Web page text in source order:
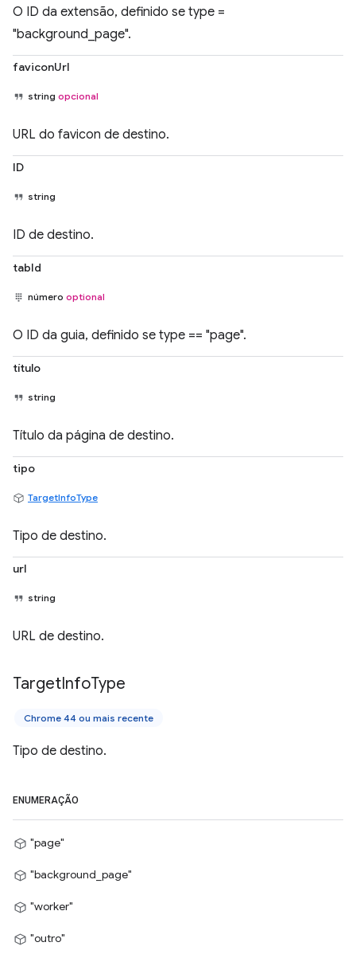
O ID da extensão, definido se type =
"background_page".
faviconUrl
string opcional
URL do favicon de destino.
ID
string
ID de destino.
tabId
número optional
O ID da guia, definido se type == "page".
título
string
Título da página de destino.
tipo
TargetInfoType
Tipo de destino.
url
string
URL de destino.
TargetInfoType
Chrome 44 ou mais recente
Tipo de destino.
ENUMERAÇÃO
"page"
"background_page"
"worker"
"outro"